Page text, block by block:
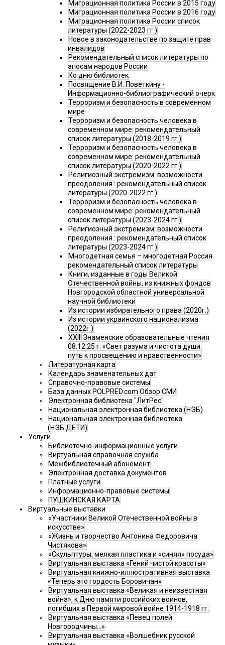
Миграционная политика России в 2015 году
Миграционная политика России в 2016 году
Миграционная политика России список
литературы (2022-2023 гг.)
Новое в законодательстве по защите прав
инвалидов
Рекомендательный список литературы по
эпосам народов России
Ко дню библиотек
Посвящение В.И. Поветкину -
Информационно-библиографический очерк
Терроризм и безопасность в современном
мире
Терроризм и безопасность человека в
современном мире: рекомендательный
список литературы (2018-2019 гг.)
Терроризм и безопасность человека в
современном мире: рекомендательный
список литературы (2020-2022 гг.)
Религиозный экстремизм: возможности
преодоления : рекомендательный список
литературы (2020-2022 гг.).
Терроризм и безопасность человека в
современном мире: рекомендательный
список литературы (2023-2024 гг.)
Религиозный экстремизм: возможности
преодоления : рекомендательный список
литературы (2023-2024 гг.)
Многодетная семья – многодетная Россия
рекомендательный список литературы
Книги, изданные в годы Великой
Отечественной войны, из книжных фондов
Новгородской областной универсальной
научной библиотеки
Из истории избирательного права (2020г.)
Из истории украинского национализма
(2022г.)
XXIII Знаменские образовательные чтения
08.12.25 г. «Свет разума и чистота души:
путь к просвещению и нравственности»
Литературная карта
Календарь знаменательных дат
Справочно-правовые системы
База данных POLPRED.com Обзор СМИ
Электронная библиотека "ЛитРес"
Национальная электронная библиотека (НЭБ)
Национальная электронная библиотека
(НЭБ.ДЕТИ)
Услуги
Библиотечно-информационные услуги
Виртуальная справочная служба
Межбиблиотечный абонемент
Электронная доставка документов
Платные услуги
Информационно-правовые системы
ПУШКИНСКАЯ КАРТА
Виртуальные выставки
«Участники Великой Отечественной войны в
искусстве»
«Жизнь и творчество Антонина Федоровича
Чистякова»
«Скульптуры, мелкая пластика и «синяя» посуда»
Виртуальная выставка «Гений чистой красоты»
Виртуальная книжно-иллюстративная выставка
«Теперь это гордость Боровичан»
Виртуальная выставка «Великая и неизвестная
война», к Дню памяти российских воинов,
погибших в Первой мировой войне 1914-1918 гг.
Виртуальная выставка «Певец полей
Новгородчины…»
Виртуальная выставка «Волшебник русской